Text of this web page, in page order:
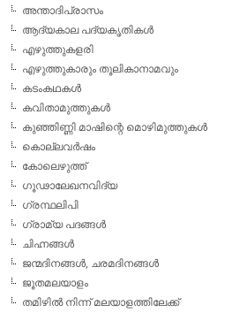
അന്താദിപ്രാസം
ആദ്യകാല പദ്യകൃതികള്‍
എഴുത്തുകളരി
എഴുത്തുകാരും തൂലികാനാമവും
കടംകഥകള്‍
കവിതാമുത്തുകള്‍
കുഞ്ഞിണ്ണി മാഷിന്റെ മൊഴിമുത്തുകള്‍
കൊല്ലവര്‍ഷം
കോലെഴുത്ത്
ഗൂഢാലേഖനവിദ്യ
ഗ്രന്ഥലിപി
ഗ്രാമ്യ പദങ്ങള്‍
ചിഹ്നങ്ങള്‍
ജന്മദിനങ്ങള്‍, ചരമദിനങ്ങള്‍
ജൂതമലയാളം
തമിഴില്‍ നിന്ന് മലയാളത്തിലേക്ക്